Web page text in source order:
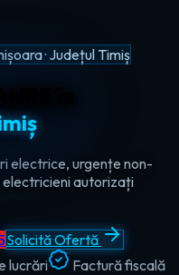
· Timiș
în
oricând — ziua sau
pentru Timișoara,
Solicită Ofertă
lucrări Factură fiscală